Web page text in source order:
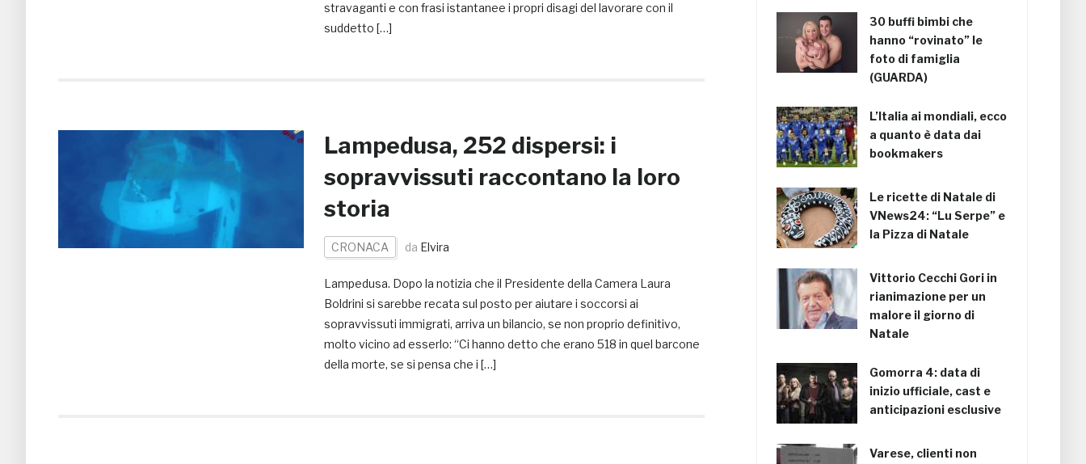
stravaganti e con frasi istantanee i propri disagi del lavorare con il
suddetto […]
Lampedusa, 252 dispersi: i
sopravvissuti raccontano la loro
storia
CRONACA da Elvira
Lampedusa. Dopo la notizia che il Presidente della Camera Laura
Boldrini si sarebbe recata sul posto per aiutare i soccorsi ai
sopravvissuti immigrati, arriva un bilancio, se non proprio definitivo,
molto vicino ad esserlo: “Ci hanno detto che erano 518 in quel barcone
della morte, se si pensa che i […]
30 buffi bimbi che
hanno “rovinato” le
foto di famiglia
(GUARDA)
L’Italia ai mondiali, ecco
a quanto è data dai
bookmakers
Le ricette di Natale di
VNews24: “Lu Serpe” e
la Pizza di Natale
Vittorio Cecchi Gori in
rianimazione per un
malore il giorno di
Natale
Gomorra 4: data di
inizio ufficiale, cast e
anticipazioni esclusive
Varese, clienti non